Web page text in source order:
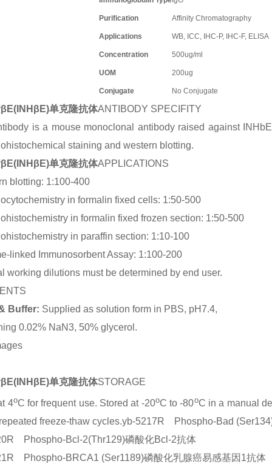
Purification Affinity Chromatography
Applications WB, ICC, IHC-P, IHC-F, ELISA
Concentration 500ug/ml
UOM 200ug
Conjugate No Conjugate
单克隆抗体ANTIBODY SPECIFITY
is a mouse monoclonal antibody raised against
staining and western blotting.
单克隆抗体APPLICATIONS
blotting: 1:100-400
in formalin fixed cells: 1:50-500
in formalin fixed frozen section: 1:50-500
in paraffin section: 1:10-100
linked Immunosorbent Assay: 1:100-200
working dilutions must be determined by end user.
Buffer: Supplied as solution form in PBS, pH7.4,
0.02% NaN3, 50% glycerol.
单克隆抗体STORAGE
4oC for frequent use. Stored at -20oC to -80oC in a manual
freeze-thaw cycles.yb-5217R Phospho-Bad
Phospho-Bcl-2(Thr129)磷酸化Bcl-2抗体
Phospho-BRCA1 (Ser1189)磷酸化乳腺癌易感基因1抗体